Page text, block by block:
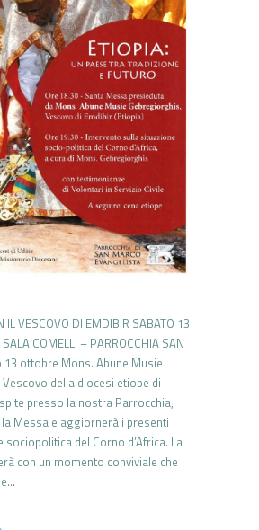
IL VESCOVO DI EMDIBIR SABATO 13
COMELLI – PARROCCHIA SAN
13 ottobre Mons. Abune Musie
della diocesi etiope di
presso la nostra Parrocchia,
Messa e aggiornerà i presenti
del Corno d’Africa. La
con un momento conviviale che